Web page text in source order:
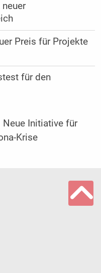
Preis für Projekte
für den
Initiative für
Krise